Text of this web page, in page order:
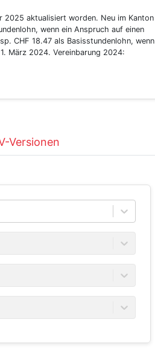
2025 aktualisiert worden. Neu im Kanton
wenn ein Anspruch auf einen
CHF 18.47 als Basisstundenlohn, wenn
März 2024. Vereinbarung 2024:
Versionen